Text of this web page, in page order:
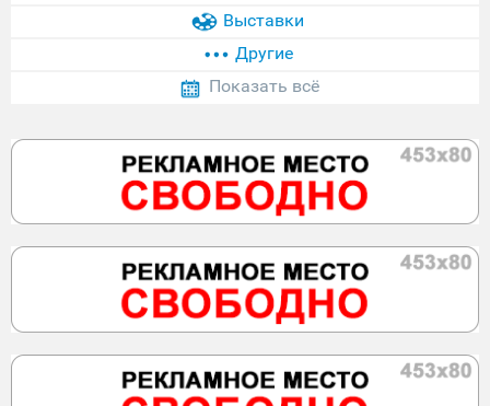
Выставки
Другие
Показать всё